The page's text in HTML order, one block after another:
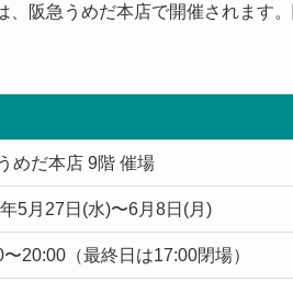
、阪急うめだ本店で開催されます
めだ本店 9階 催場
5月27日(水)〜6月8日(月)
〜20:00（最終日は17:00閉場）